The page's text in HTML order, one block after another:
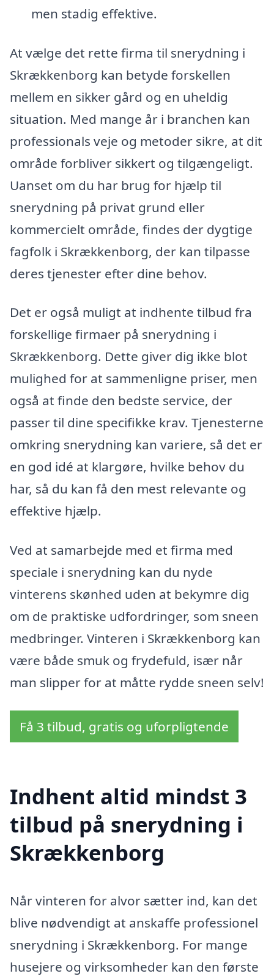
men stadig effektive.
At vælge det rette firma til snerydning i
Skrækkenborg kan betyde forskellen
mellem en sikker gård og en uheldig
situation. Med mange år i branchen kan
professionals veje og metoder sikre, at dit
område forbliver sikkert og tilgængeligt.
Uanset om du har brug for hjælp til
snerydning på privat grund eller
kommercielt område, findes der dygtige
fagfolk i Skrækkenborg, der kan tilpasse
deres tjenester efter dine behov.
Det er også muligt at indhente tilbud fra
forskellige firmaer på snerydning i
Skrækkenborg. Dette giver dig ikke blot
mulighed for at sammenligne priser, men
også at finde den bedste service, der
passer til dine specifikke krav. Tjenesterne
omkring snerydning kan variere, så det er
en god idé at klargøre, hvilke behov du
har, så du kan få den mest relevante og
effektive hjælp.
Ved at samarbejde med et firma med
speciale i snerydning kan du nyde
vinterens skønhed uden at bekymre dig
om de praktiske udfordringer, som sneen
medbringer. Vinteren i Skrækkenborg kan
være både smuk og frydefuld, især når
man slipper for at måtte rydde sneen selv!
Få 3 tilbud, gratis og uforpligtende
Indhent altid mindst 3
tilbud på snerydning i
Skrækkenborg
Når vinteren for alvor sætter ind, kan det
blive nødvendigt at anskaffe professionel
snerydning i Skrækkenborg. For mange
husejere og virksomheder kan den første